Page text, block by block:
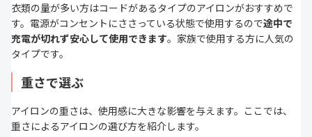
衣類の量が多い方はコードがあるタイプのアイロンがおすすめで
す。電源がコンセントにささっている状態で使用するので途中で
充電が切れず安心して使用できます。家族で使用する方に人気の
タイプです。
重さで選ぶ
アイロンの重さは、使用感に大きな影響を与えます。ここでは、
重さによるアイロンの選び方を紹介します。